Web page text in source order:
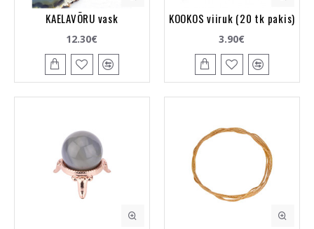
KAELAVÕRU vask
12.30€
KOOKOS viiruk (20 tk pakis)
3.90€